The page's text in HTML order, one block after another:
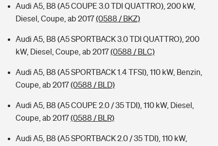
Audi A5, B8 (A5 COUPE 3.0 TDI QUATTRO), 200 kW,
Diesel, Coupe, ab 2017(0588 / BKZ)
Audi A5, B8 (A5 SPORTBACK 3.0 TDI QUATTRO), 200
kW, Diesel, Coupe, ab 2017(0588 / BLC)
Audi A5, B8 (A5 SPORTBACK 1.4 TFSI), 110 kW, Benzin,
Coupe, ab 2017(0588 / BLD)
Audi A5, B8 (A5 COUPE 2.0 / 35 TDI), 110 kW, Diesel,
Coupe, ab 2017(0588 / BLR)
Audi A5, B8 (A5 SPORTBACK 2.0 / 35 TDI), 110 kW,